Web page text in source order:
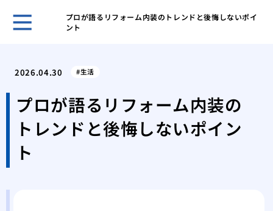
プロが語るリフォーム内装のトレンドと後悔しないポイ
ント
2026.04.30 生活
プロが語るリフォーム内装の
トレンドと後悔しないポイン
ト